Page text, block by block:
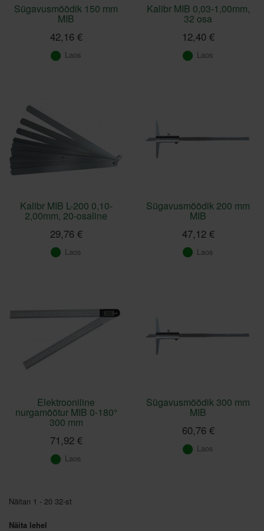
Sügavusmõõdik 150 mm
MIB
42,16 €
Laos
Kalibr MIB 0,03-1,00mm,
32 osa
12,40 €
Laos
Kalibr MIB L-200 0,10-
2,00mm, 20-osaline
29,76 €
Laos
Sügavusmõõdik 200 mm
MIB
47,12 €
Laos
Elektrooniline
nurgamõõtur MIB 0-180°
300 mm
71,92 €
Laos
Sügavusmõõdik 300 mm
MIB
60,76 €
Laos
Näitan 1 - 20 32-st
Näita lehel